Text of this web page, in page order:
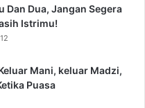
Dan Dua, Jangan Segera
Istrimu!
Mani, keluar Madzi,
Puasa